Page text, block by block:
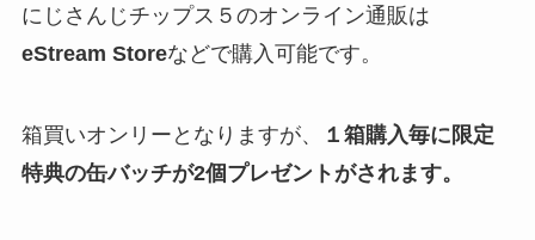
にじさんじチップス５のオンライン通販は
eStream Storeなどで購入可能です。
箱買いオンリーとなりますが、
１箱購入毎に限定
特典の缶バッチが2個プレゼントがされます。